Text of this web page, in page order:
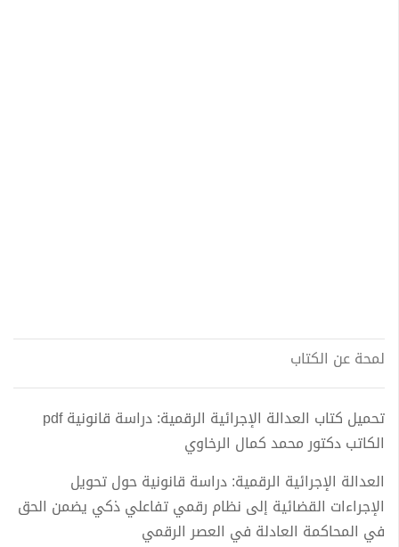
لمحة عن الكتاب
تحميل كتاب العدالة الإجرائية الرقمية: دراسة قانونية pdf
الكاتب دكتور محمد كمال الرخاوي
العدالة الإجرائية الرقمية: دراسة قانونية حول تحويل
الإجراءات القضائية إلى نظام رقمي تفاعلي ذكي يضمن الحق
في المحاكمة العادلة في العصر الرقمي